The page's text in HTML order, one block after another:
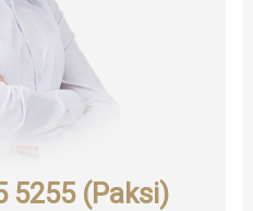
5255 (Paksi)